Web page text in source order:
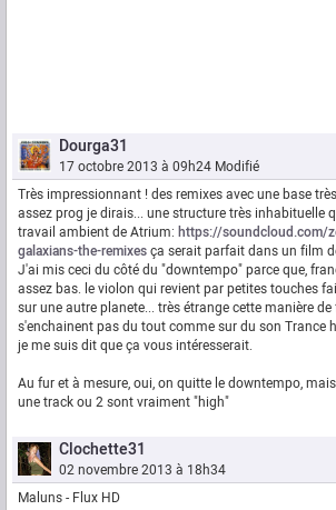
Dourga31
17 octobre 2013 à 09h24 Modifié
Très impressionnant ! des remixes avec une base
assez prog je dirais... une structure très inhabituelle
travail ambient de Atrium: https://soundcloud.com/
galaxians-the-remixesça serait parfait dans un film
J'ai mis ceci du côté du "downtempo" parce que,
assez bas. le violon qui revient par petites touches
sur une autre planete... très étrange cette manière
s'enchainent pas du tout comme sur du son Trance
je me suis dit que ça vous intéresserait.
Au fur et à mesure, oui, on quitte le downtempo,
une track ou 2 sont vraiment "high"
Clochette31
02 novembre 2013 à 18h34
Maluns - Flux HD